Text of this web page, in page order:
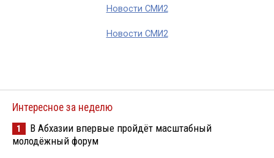
Новости СМИ2
Новости СМИ2
Интересное за неделю
1
В Абхазии впервые пройдёт масштабный
молодёжный форум